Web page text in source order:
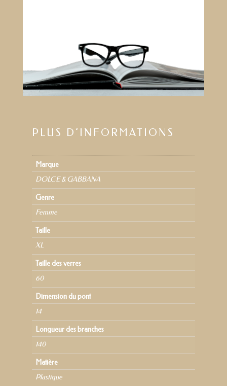
PLUS D’INFORMATIONS
Marque
DOLCE & GABBANA
Genre
Femme
Taille
XL
Taille des verres
60
Dimension du pont
14
Longueur des branches
140
Matière
Plastique